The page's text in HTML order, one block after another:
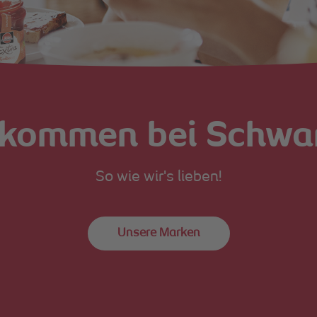
bei
So wie wir's lieben!
Unsere Marken